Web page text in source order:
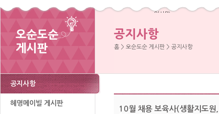
인사말
운영철학 & 연혁
시설현황
오순도순
게시판
공지사항
혜명메이빌 게시판
공지사항
홈 > 오순도순 게시판 > 공지사항
10월 채용 보육사(생활지도원